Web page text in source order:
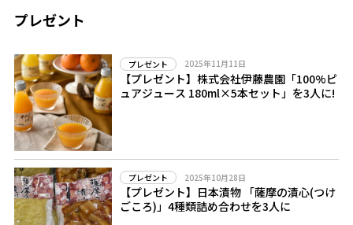
プレゼント
プレゼント 2025年11月11日
【プレゼント】株式会社伊藤農園「100%ピ
ュアジュース 180ml×5本セット」を3人に!
プレゼント 2025年10月28日
【プレゼント】日本漬物 「薩摩の漬心(つけ
ごころ)」4種類詰め合わせを3人に